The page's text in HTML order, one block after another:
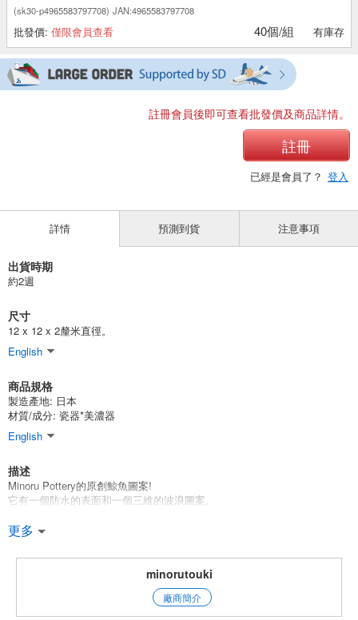
(sk30-p4965583797708) JAN:4965583797708
批發價: 僅限會員查看 40個/組 有庫存
註冊會員後即可查看批發價及商品詳情。
註冊
已經是會員了？ 登入
詳情
出貨時期
約2週
尺寸
12 x 12 x 2釐米直徑。
English
商品規格
製造產地: 日本
材質/成分: 瓷器*美濃器
English
描述
Minoru Pottery的原創鯨魚圖案!
它有一個防水的表面和一個三維的波浪圖案。
*在日本製造，安全無憂。
*點擊這裡*查看Shiranami鯨魚系列
點擊這裡查看Minoru Pottery原創產品列表 *點擊這裡*。
更多
預測到貨 注意事項
minorutouki
廠商簡介